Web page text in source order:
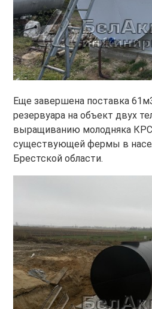
Еще завершена поставка
резервуара на объект двух
выращиванию молодняка КРС
существующей фермы в
Брестской области.